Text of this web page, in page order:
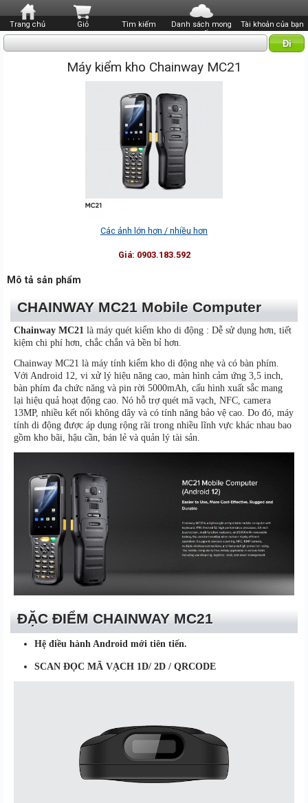
Trang chủ Giỏ Tìm kiếm
Danh sách mong
muốn
Tài khoản của bạn
Máy kiểm kho Chainway MC21
Các ảnh lớn hơn / nhiều hơn
Giá: 0903.183.592
Mô tả sản phẩm
CHAINWAY MC21 Mobile Computer
Chainway MC21 là máy quét kiểm kho di động : Dễ sử dụng hơn, tiết
kiệm chi phí hơn, chắc chắn và bền bỉ hơn.
Chainway MC21 là máy tính kiểm kho di động nhẹ và có bàn phím.
Với Android 12, vi xử lý hiệu năng cao, màn hình cảm ứng 3,5 inch,
bàn phím đa chức năng và pin rời 5000mAh, cấu hình xuất sắc mang
lại hiệu quả hoạt động cao. Nó hỗ trợ quét mã vạch, NFC, camera
13MP, nhiều kết nối không dây và có tính năng bảo vệ cao. Do đó, máy
tính di động được áp dụng rộng rãi trong nhiều lĩnh vực khác nhau bao
gồm kho bãi, hậu cần, bán lẻ và quản lý tài sản.
ĐẶC ĐIỂM CHAINWAY MC21
Hệ điều hành Android mới tiên tiến.
SCAN ĐỌC MÃ VẠCH 1D/ 2D / QRCODE